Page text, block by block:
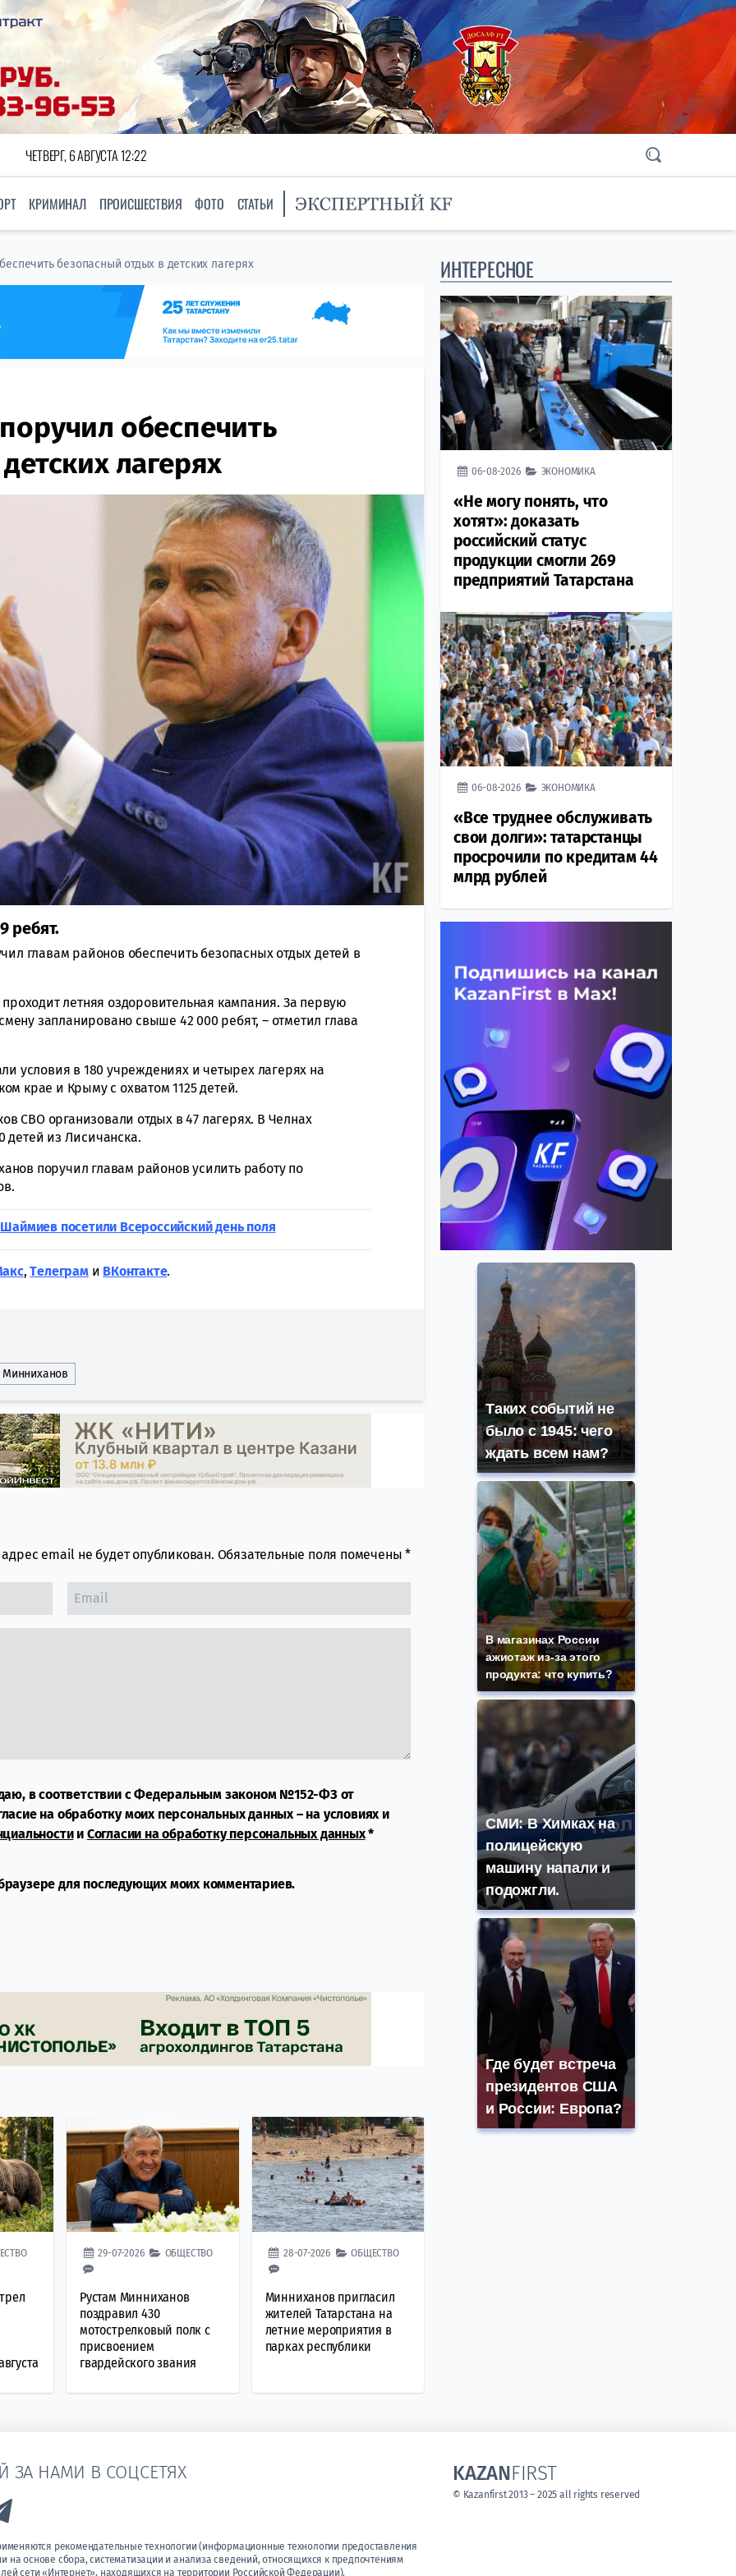
ЧЕТВЕРГ, 6 АВГУСТА 12:22
КРИМИНАЛ ПРОИСШЕСТВИЯ ФОТО СТАТЬИ
безопасный отдых в детских лагерях
обеспечить
лагерях
ребят.
главам районов обеспечить безопасных отдых детей в
летняя оздоровительная кампания. За первую
запланировано свыше 42 000 ребят, – отметил глава
условия в 180 учреждениях и четырех лагерях на
крае и Крыму с охватом 1125 детей.
СВО организовали отдых в 47 лагерях. В Челнах
детей из Лисичанска.
поручил главам районов усилить работу по
посетили Всероссийский день поля
,Tелеграми ВКонтакте.
Минниханов
email не будет опубликован. Обязательные поля помечены*
в соответствии с Федеральным законом №152-ФЗ от
на обработку моих персональных данных – на условиях и
и Согласии на обработку персональных данных*
для последующих моих комментариев.
29-07-2026 ОБЩЕСТВО
Рустам Минниханов
поздравил 430
мотострелковый полк с
присвоением
гвардейского звания
28-07-2026 ОБЩЕСТВО
Минниханов пригласил
жителей Татарстана на
летние мероприятия в
парках республики
ИНТЕРЕСНОЕ
06-08-2026 ЭКОНОМИКА
«Не могу понять, что
хотят»: доказать
российский статус
продукции смогли 269
предприятий Татарстана
06-08-2026 ЭКОНОМИКА
«Все труднее обслуживать
свои долги»: татарстанцы
просрочили по кредитам 44
млрд рублей
Таких событий не
было с 1945: чего
ждать всем нам?
В магазинах России
ажиотаж из-за этого
продукта: что купить?
СМИ: В Химках на
полицейскую
машину напали и
подожгли.
Где будет встреча
президентов США
и России: Европа?
ЗА НАМИ В СОЦСЕТЯХ
to Vk
рекомендательные технологии (информационные технологии предоставления
на основе сбора, систематизации и анализа сведений, относящихся к предпочтениям
сети «Интернет», находящихся на территории Российской Федерации).
KAZANFIRST
© Kazanfirst 2013 – 2025 all rights reserved